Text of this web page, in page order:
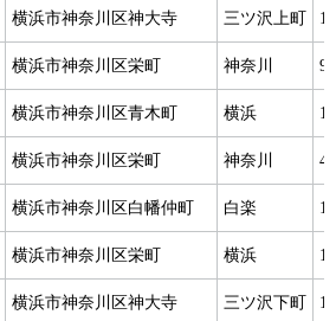
横浜市神奈川区神大寺 三ツ沢上町
横浜市神奈川区栄町 神奈川 9
横浜市神奈川区青木町 横浜
横浜市神奈川区栄町 神奈川 4
横浜市神奈川区白幡仲町 白楽
横浜市神奈川区栄町 横浜
横浜市神奈川区神大寺 三ツ沢下町